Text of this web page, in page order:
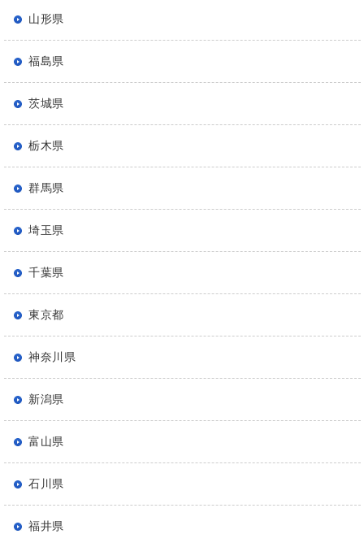
山形県
福島県
茨城県
栃木県
群馬県
埼玉県
千葉県
東京都
神奈川県
新潟県
富山県
石川県
福井県